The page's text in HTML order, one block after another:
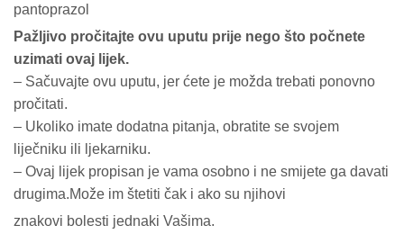
pantoprazol
Pažljivo pročitajte ovu uputu prije nego što počnete
uzimati ovaj lijek.
– Sačuvajte ovu uputu, jer ćete je možda trebati ponovno
pročitati.
– Ukoliko imate dodatna pitanja, obratite se svojem
liječniku ili ljekarniku.
– Ovaj lijek propisan je vama osobno i ne smijete ga davati
drugima.Može im štetiti čak i ako su njihovi
znakovi bolesti jednaki Vašima.